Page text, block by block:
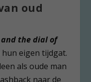
oud
and the dial of
eigen tijdgat.
als oude man
naar de